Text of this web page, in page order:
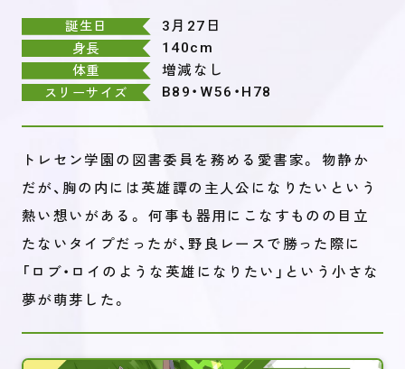
誕生日 3月27日
身長 140cm
体重 増減なし
スリーサイズ B89・W56・H78
トレセン学園の図書委員を務める愛書家。 物静か
だが、胸の内には英雄譚の主人公になりたいという
熱い想いがある。 何事も器用にこなすものの目立
たないタイプだったが、野良レースで勝った際に
「ロブ・ロイのような英雄になりたい」という小さな
夢が萌芽した。